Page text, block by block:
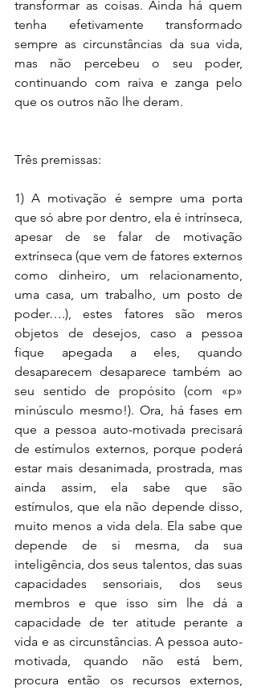
transformar as coisas. Ainda há quem
tenha efetivamente transformado
sempre as circunstâncias da sua vida,
mas não percebeu o seu poder,
continuando com raiva e zanga pelo
que os outros não lhe deram.
Três premissas:
1) A motivação é sempre uma porta
que só abre por dentro, ela é intrínseca,
apesar de se falar de motivação
extrínseca (que vem de fatores externos
como dinheiro, um relacionamento,
uma casa, um trabalho, um posto de
poder….), estes fatores são meros
objetos de desejos, caso a pessoa
fique apegada a eles, quando
desaparecem desaparece também ao
seu sentido de propósito (com «p»
minúsculo mesmo!). Ora, há fases em
que a pessoa auto-motivada precisará
de estímulos externos, porque poderá
estar mais desanimada, prostrada, mas
ainda assim, ela sabe que são
estímulos, que ela não depende disso,
muito menos a vida dela. Ela sabe que
depende de si mesma, da sua
inteligência, dos seus talentos, das suas
capacidades sensoriais, dos seus
membros e que isso sim lhe dá a
capacidade de ter atitude perante a
vida e as circunstâncias. A pessoa auto-
motivada, quando não está bem,
procura então os recursos externos,